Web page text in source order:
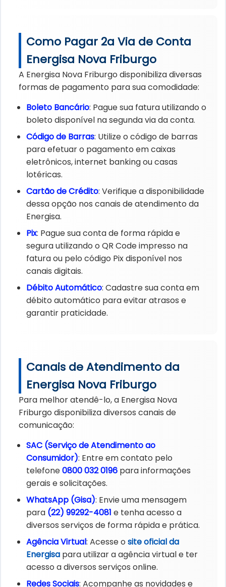
Como Pagar 2a Via de Conta
Energisa Nova Friburgo
A Energisa Nova Friburgo disponibiliza diversas
formas de pagamento para sua comodidade:
Boleto Bancário: Pague sua fatura utilizando o
boleto disponível na segunda via da conta.
Código de Barras: Utilize o código de barras
para efetuar o pagamento em caixas
eletrônicos, internet banking ou casas
lotéricas.
Cartão de Crédito: Verifique a disponibilidade
dessa opção nos canais de atendimento da
Energisa.
Pix: Pague sua conta de forma rápida e
segura utilizando o QR Code impresso na
fatura ou pelo código Pix disponível nos
canais digitais.
Débito Automático: Cadastre sua conta em
débito automático para evitar atrasos e
garantir praticidade.
Canais de Atendimento da
Energisa Nova Friburgo
Para melhor atendê-lo, a Energisa Nova
Friburgo disponibiliza diversos canais de
comunicação:
SAC (Serviço de Atendimento ao
Consumidor): Entre em contato pelo
telefone0800 032 0196 para informações
gerais e solicitações.
WhatsApp (Gisa): Envie uma mensagem
para (22) 99292-4081 e tenha acesso a
diversos serviços de forma rápida e prática.
Agência Virtual: Acesse osite oficial da
Energisa para utilizar a agência virtual e ter
acesso a diversos serviços online.
Redes Sociais: Acompanhe as novidades e